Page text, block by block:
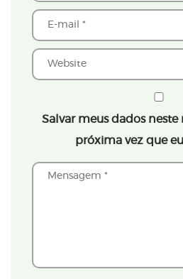
Salvar meus dados neste
próxima vez que